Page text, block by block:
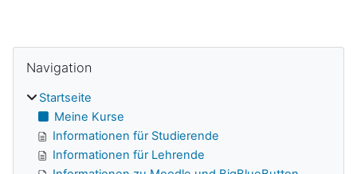
Navigation
Startseite
Meine Kurse
Informationen für Studierende
Informationen für Lehrende